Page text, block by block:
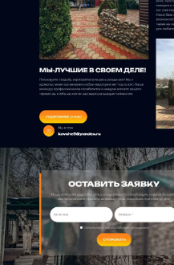
Подключили к
Подключили
Зарегистрировали
системах Yandex,
Установили
посещаемости
Хочу